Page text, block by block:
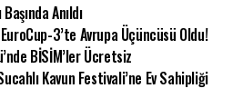
Anıldı
3’te Avrupa Üçüncüsü Oldu!
BİSİM’ler Ücretsiz
Kavun Festivali’ne Ev Sahipliği